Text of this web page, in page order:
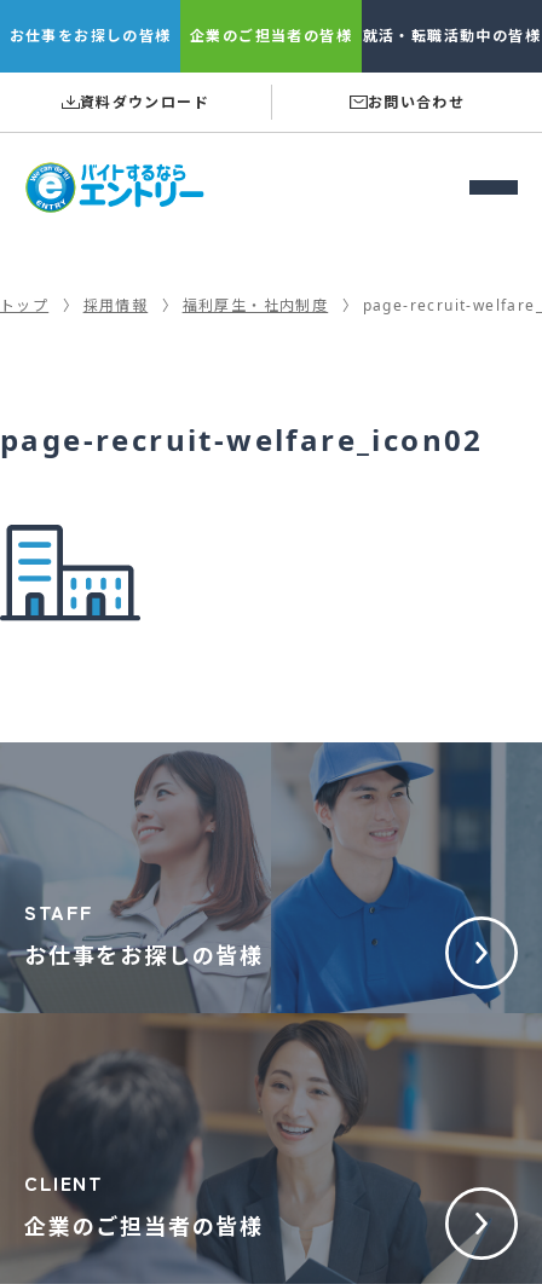
お仕事をお探しの皆様 企業のご担当者の皆様 就活・転職活動中の皆様
資料ダウンロード お問い合わせ
トップ 採用情報 福利厚生・社内制度 page-recruit-
page-recruit-welfare_icon02
お仕事をお探しの皆様
STAFF
企業のご担当者の皆様
CLIENT